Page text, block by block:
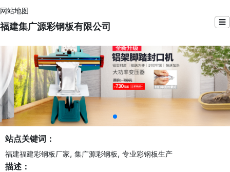
网站地图
福建集广源彩钢板有限公司 ☰
站点关键词：
福建福建彩钢板厂家, 集广源彩钢板, 专业彩钢板生产
描述：